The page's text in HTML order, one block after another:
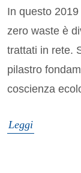
In questo
zero waste è
trattati in rete.
pilastro
coscienza
Leggi